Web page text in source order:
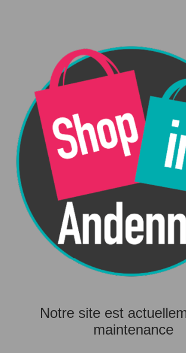
Notre site est
maintenance